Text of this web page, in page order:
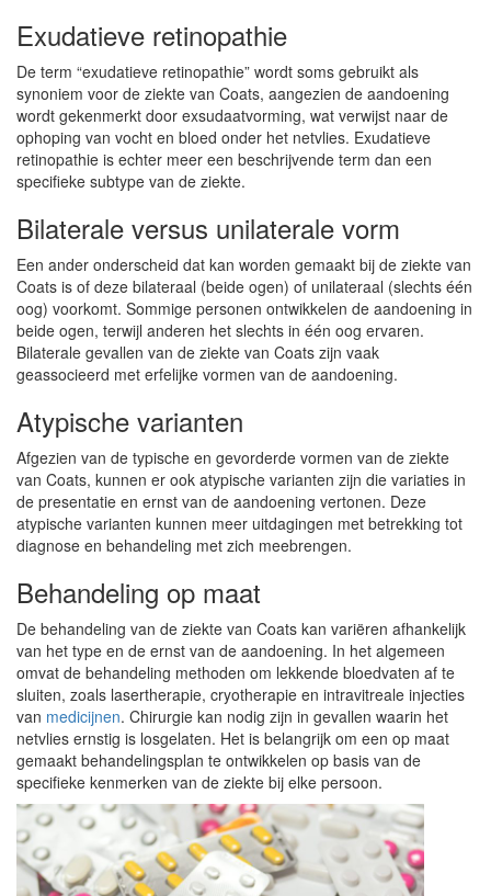
Exudatieve retinopathie
De term “exudatieve retinopathie” wordt soms gebruikt als
synoniem voor de ziekte van Coats, aangezien de aandoening
wordt gekenmerkt door exsudaatvorming, wat verwijst naar de
ophoping van vocht en bloed onder het netvlies. Exudatieve
retinopathie is echter meer een beschrijvende term dan een
specifieke subtype van de ziekte.
Bilaterale versus unilaterale vorm
Een ander onderscheid dat kan worden gemaakt bij de ziekte van
Coats is of deze bilateraal (beide ogen) of unilateraal (slechts één
oog) voorkomt. Sommige personen ontwikkelen de aandoening in
beide ogen, terwijl anderen het slechts in één oog ervaren.
Bilaterale gevallen van de ziekte van Coats zijn vaak
geassocieerd met erfelijke vormen van de aandoening.
Atypische varianten
Afgezien van de typische en gevorderde vormen van de ziekte
van Coats, kunnen er ook atypische varianten zijn die variaties in
de presentatie en ernst van de aandoening vertonen. Deze
atypische varianten kunnen meer uitdagingen met betrekking tot
diagnose en behandeling met zich meebrengen.
Behandeling op maat
De behandeling van de ziekte van Coats kan variëren afhankelijk
van het type en de ernst van de aandoening. In het algemeen
omvat de behandeling methoden om lekkende bloedvaten af te
sluiten, zoals lasertherapie, cryotherapie en intravitreale injecties
van medicijnen. Chirurgie kan nodig zijn in gevallen waarin het
netvlies ernstig is losgelaten. Het is belangrijk om een op maat
gemaakt behandelingsplan te ontwikkelen op basis van de
specifieke kenmerken van de ziekte bij elke persoon.